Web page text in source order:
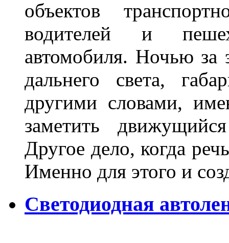
объектов
водителей и
автомобиля. Ночью за
дальнего света,
другими словами,
заметить
Другое дело, когда
Именно для этого и
Светодиодная